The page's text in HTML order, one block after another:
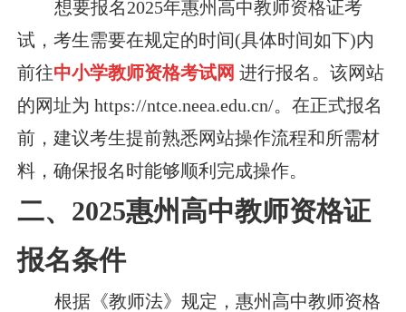
想要报名2025年惠州高中教师资格证考
试，考生需要在规定的时间(具体时间如下)内
前往中小学教师资格考试网 进行报名。该网站
的网址为 https://ntce.neea.edu.cn/。在正式报名
前，建议考生提前熟悉网站操作流程和所需材
料，确保报名时能够顺利完成操作。
二、2025惠州高中教师资格证
报名条件
根据《教师法》规定，惠州高中教师资格